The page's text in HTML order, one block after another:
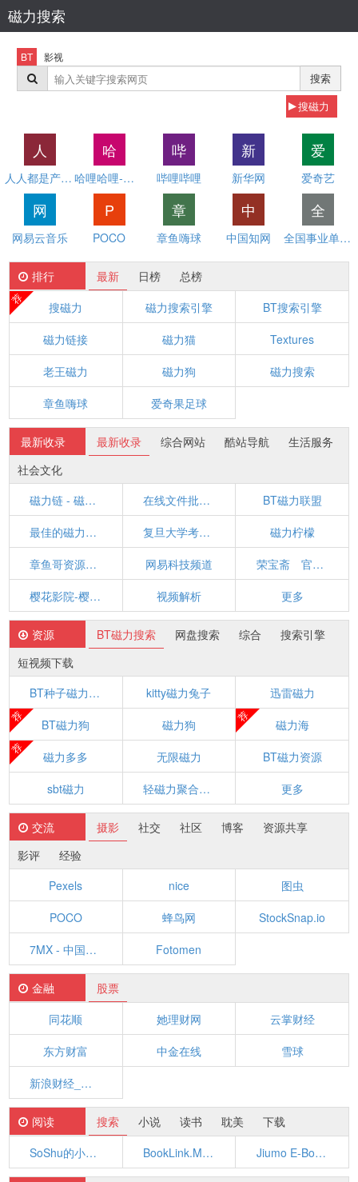
磁力搜索
BT 影视
搜索
搜磁力
人
人人都是产品经理
哈
哈哩哈哩-让你爱不离手的温馨小站(H站)
哔
哔哩哔哩
新
新华网
爱
爱奇艺
网
网易云音乐
P
POCO
章
章鱼嗨球
中
中国知网
全
全国事业单位招聘网
排行 最新 日榜
总榜
搜磁力
荐
磁力搜索引擎
BT搜索引擎
磁力链接
磁力猫
Textures
老王磁力
磁力狗
磁力搜索
章鱼嗨球
爱奇果足球
最新收录 最新收录 综合网站 酷站导航
生活服务
社会文化
磁力链 - 磁力链接搜索引擎
在线文件批量重命名
BT磁力联盟
最佳的磁力搜索引擎
复旦大学考研网
磁力柠檬
章鱼哥资源网,爱干净的章鱼哥.懒人资源吧,资源网,小刀娱乐网,小黑辅助网,资源分享,软件分享,技术分享
网易科技频道
荣宝斋 官方网站
樱花影院-樱花影视-最新免费电影电视剧在线观看
视频解析 更多
资源 BT磁力搜索 网盘搜索 综合
搜索引擎
短视频下载
BT种子磁力天堂WWW在线下载
kitty磁力兔子
迅雷磁力
BT磁力狗
荐
磁力狗 磁力海
荐
磁力多多
荐
无限磁力
BT磁力资源
sbt磁力
轻磁力聚合搜索引擎 更多
交流 摄影 社交 社区 博客
资源共享
影评
经验
Pexels
nice
图虫
POCO
蜂鸟网
StockSnap.io
7MX - 中国领先的视觉创作社区
Fotomen
金融
股票
同花顺
她理财网
云掌财经
东方财富
中金在线
雪球
新浪财经_新浪网
阅读 搜索 小说 读书 耽美
下载
SoShu的小说搜索网站-搜书
BookLink.Me:最有爱的小说搜索引擎 Jiumo E-Book Search 鸠摩搜书 - 电子书搜索引擎